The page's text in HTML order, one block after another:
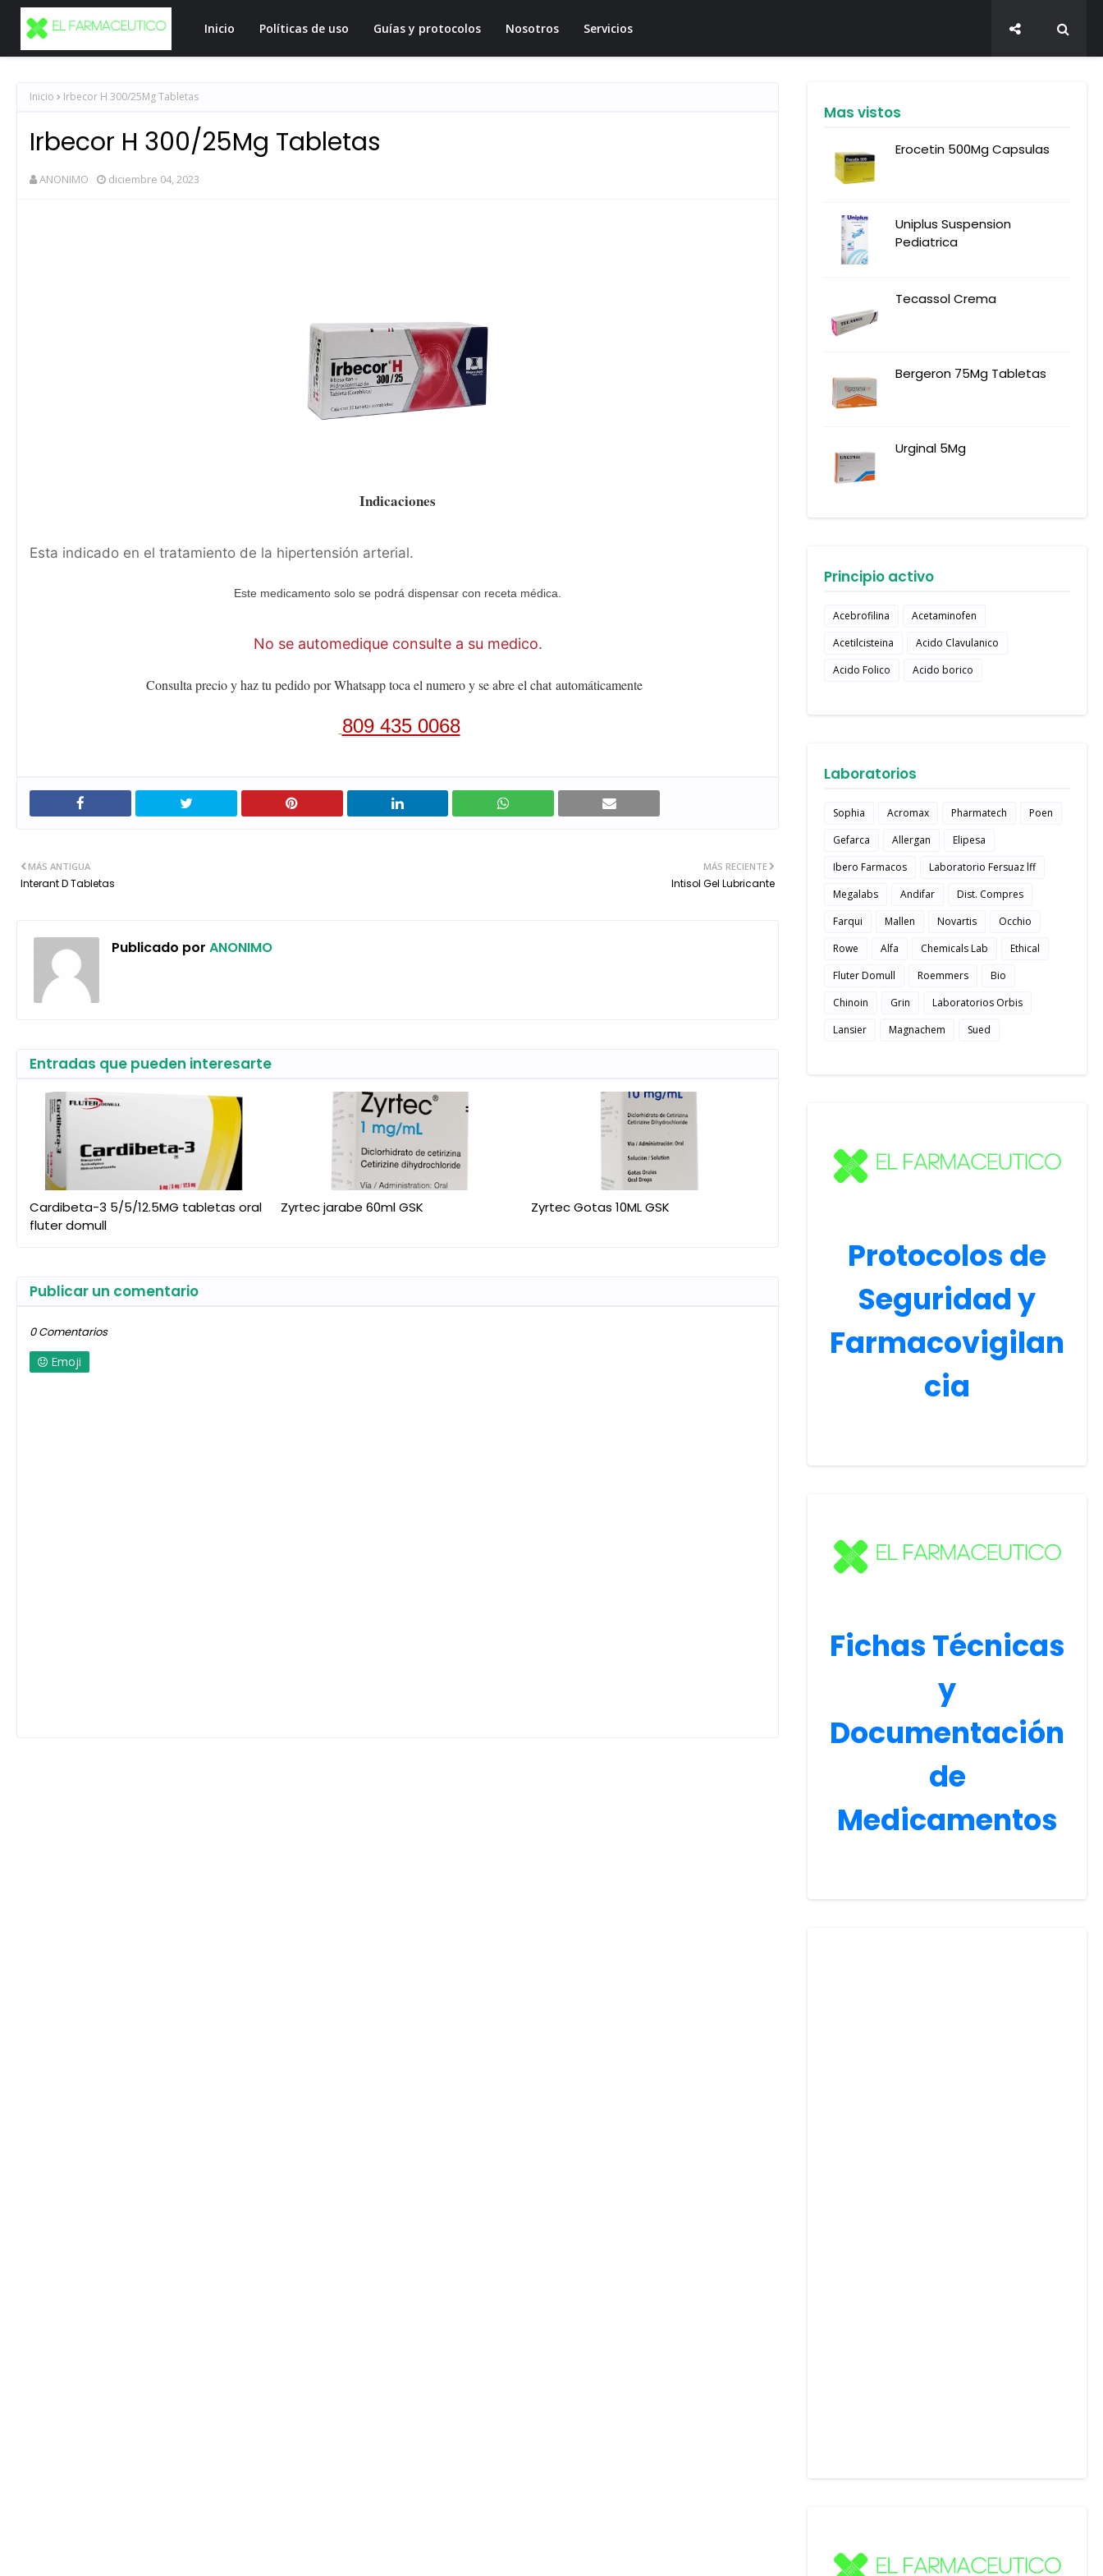
Inicio Políticas de uso Guías y protocolos Nosotros Servicios
Inicio Irbecor H 300/25Mg Tabletas
Irbecor H 300/25Mg Tabletas
ANONIMO diciembre 04, 2023
Indicaciones
Esta indicado en el tratamiento de la hipertensión arterial.
Este medicamento solo se podrá dispensar con receta médica.
No se automedique consulte a su medico.
Consulta precio y haz tu pedido por Whatsapp toca el numero y se abre el chatautomáticamente
809 435 0068
MÁS RECIENTE
Intisol Gel Lubricante
MÁS ANTIGUA
Interant D Tabletas
Publicado por ANONIMO
Entradas que pueden interesarte
Cardibeta-3 5/5/12.5MG tabletas oral
fluter domull
Zyrtec jarabe 60ml GSK Zyrtec Gotas 10ML GSK
Publicar un comentario
0 Comentarios
Emoji
Mas vistos
Erocetin 500Mg Capsulas
Uniplus Suspension
Pediatrica
Tecassol Crema
Bergeron 75Mg Tabletas
Urginal 5Mg
Principio activo
Acebrofilina
Acetaminofen
Acetilcisteina
Acido Clavulanico
Acido Folico
Acido borico
Laboratorios
Sophia Acromax Pharmatech
Poen
Gefarca
Allergan
Elipesa
Ibero Farmacos
Laboratorio Fersuaz lff
Megalabs
Andifar
Dist. Compres
Farqui
Mallen Novartis
Occhio
Rowe
Alfa Chemicals Lab
Ethical
Fluter Domull
Roemmers
Bio
Chinoin
Grin
Laboratorios Orbis
Lansier
Magnachem Sued
Protocolos de
Seguridad y
Farmacovigilan
cia
Fichas Técnicas
y
Documentación
de
Medicamentos